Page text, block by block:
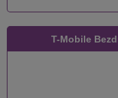
T-Mobile